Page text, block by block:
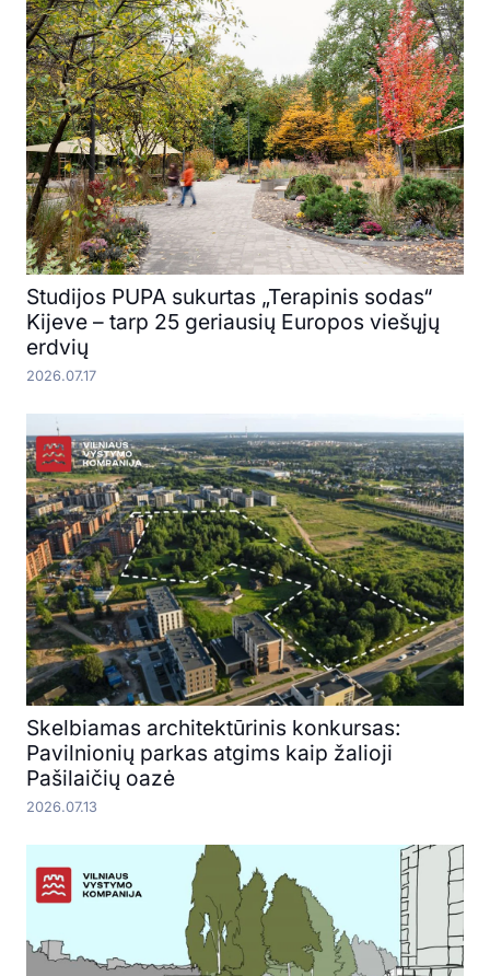
Studijos PUPA sukurtas „Terapinis sodas“
Kijeve – tarp 25 geriausių Europos viešųjų
erdvių
2026.07.17
Skelbiamas architektūrinis konkursas:
Pavilnionių parkas atgims kaip žalioji
Pašilaičių oazė
2026.07.13